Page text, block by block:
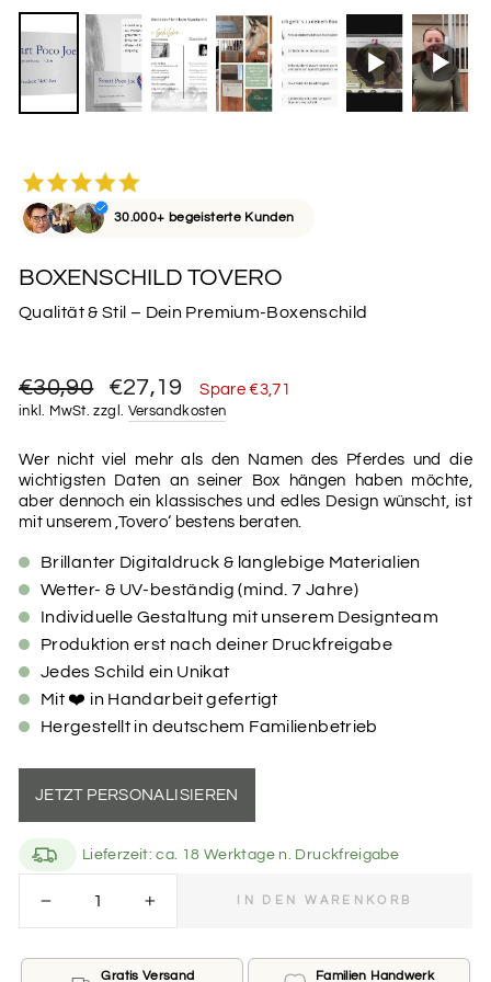
30.000+ begeisterte Kunden
BOXENSCHILD TOVERO
Qualität & Stil – Dein Premium-Boxenschild
Normaler
Preis
€30,90 Sonderpreis
€27,19 Spare €3,71
inkl. MwSt. zzgl. Versandkosten
Wer nicht viel mehr als den Namen des Pferdes und die
wichtigsten Daten an seiner Box hängen haben möchte,
aber dennoch ein klassisches und edles Design wünscht, ist
mit unserem ‚Tovero‘ bestens beraten.
Brillanter Digitaldruck & langlebige Materialien
Wetter- & UV-beständig (mind. 7 Jahre)
Individuelle Gestaltung mit unserem Designteam
Produktion erst nach deiner Druckfreigabe
Jedes Schild ein Unikat
Mit ❤️ in Handarbeit gefertigt
Hergestellt in deutschem Familienbetrieb
JETZT PERSONALISIEREN
Du möchtest dich von uns in Bezug auf Farbe, Schrift
Felder „Farbvarianten“ und „Schriftarten“ und fahre
Lieferzeit: ca. 18 Werktage n. Druckfreigabe
IN DEN WARENKORB
Gratis Versand
Familien Handwerk